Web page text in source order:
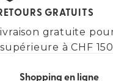
GRATUITS
gratuite
à CHF
Shopping en ligne